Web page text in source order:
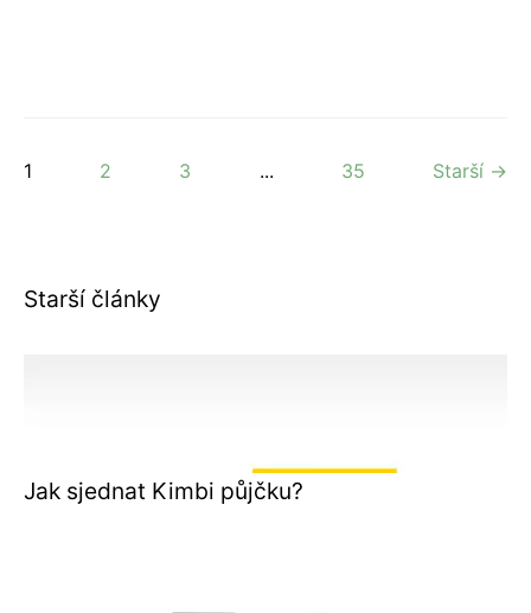
1 2 3 ... 35 Starší →
Starší články
Jak sjednat Kimbi půjčku?